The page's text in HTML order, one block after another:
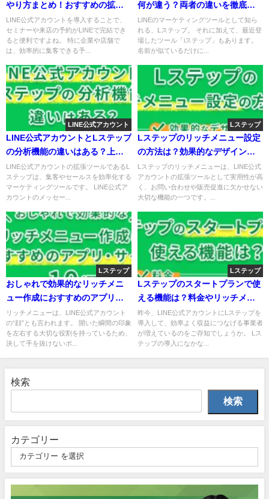
やり方まとめ！おすすめの拡張
ツールも紹介！
LINE公式アカウントを導入することで、
セミナーや来店の予約がLINEで完結でき
ると便利ですよね。 特に企業や店舗で
は、効率的に集客できる予...
何が違う？両者の違いを徹底比
較！
LINEのマーケティングツールとして知ら
れる、Lステップ。 それに加えて、最近登
場したツール「iステップ」もあります。
名前が似ているだけに...
LINE公式アカウント
LINE公式アカウントとLステップ
の分析機能の違いはある？上手
な分析方法も紹介！
LINE公式アカウントの拡張ツールであるL
ステップは、集客やセールスを効率化する
マーケティングツールです。 LINE公式ア
カウントのメッセー...
Lステップ
Lステップのリッチメニュー設定
の方法は？効果的なデザインや
活用方法紹介！
Lステップのリッチメニューは、LINE公式
アカウントの拡張ツールとして実用性が高
く、お問い合わせや販売促進に欠かせない
大切な機能の一つです。...
Lステップ
おしゃれで効果的なリッチメニ
ュー作成におすすめのアプリ・
サイト10選
リッチメニューは、LINE公式アカウント
の“顔”とも言われます。 開いた瞬間の印象
を左右する大切な役割を持っているため、
決して手を抜けないポ...
Lステップ
Lステップのスタートプランで使
える機能は？料金やリッチメニ
ュー作成方法も解説
昨今、LINE公式アカウントにLステップを
導入して、効率よく収益につなげる事業者
が増えているのをご存知でしょうか。 Lス
テップの導入になかな...
検索
検索
カテゴリー